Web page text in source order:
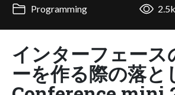
Programming 2.5k
インターフェース
ーを作る際の落と